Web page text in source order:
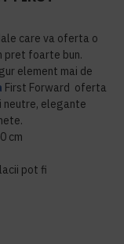
care va oferta o
pret foarte bun.
element mai de
First Forward oferta
neutre, elegante
cm
pot fi